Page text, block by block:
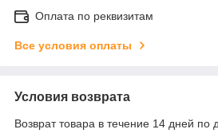
Оплата по реквизитам
Все условия оплаты
Условия возврата
Возврат товара в течение 14 дней по